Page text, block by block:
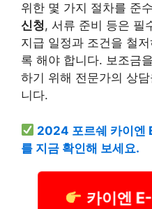
위한 몇 가지 절차를 준
신청, 서류 준비 등은 필
지급 일정과 조건을 철
록 해야 합니다. 보조금
하기 위해 전문가의 상
니다.
2024 포르쉐 카이엔
를 지금 확인해 보세요.
카이엔